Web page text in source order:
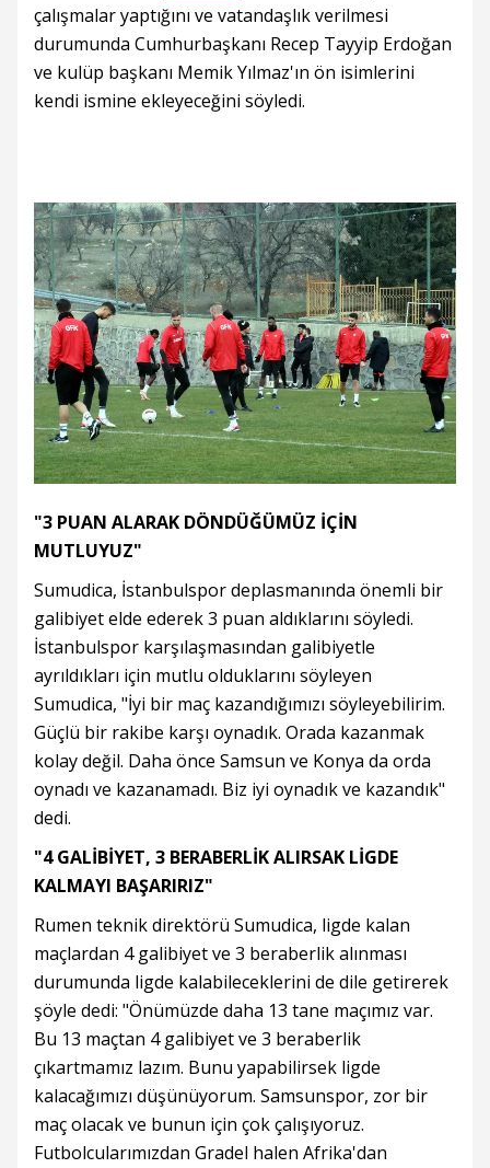
çalışmalar yaptığını ve vatandaşlık verilmesi
durumunda Cumhurbaşkanı Recep Tayyip Erdoğan
ve kulüp başkanı Memik Yılmaz'ın ön isimlerini
kendi ismine ekleyeceğini söyledi.
"3 PUAN ALARAK DÖNDÜĞÜMÜZ İÇİN
MUTLUYUZ"
Sumudica, İstanbulspor deplasmanında önemli bir
galibiyet elde ederek 3 puan aldıklarını söyledi.
İstanbulspor karşılaşmasından galibiyetle
ayrıldıkları için mutlu olduklarını söyleyen
Sumudica, "İyi bir maç kazandığımızı söyleyebilirim.
Güçlü bir rakibe karşı oynadık. Orada kazanmak
kolay değil. Daha önce Samsun ve Konya da orda
oynadı ve kazanamadı. Biz iyi oynadık ve kazandık"
dedi.
"4 GALİBİYET, 3 BERABERLİK ALIRSAK LİGDE
KALMAYI BAŞARIRIZ"
Rumen teknik direktörü Sumudica, ligde kalan
maçlardan 4 galibiyet ve 3 beraberlik alınması
durumunda ligde kalabileceklerini de dile getirerek
şöyle dedi: "Önümüzde daha 13 tane maçımız var.
Bu 13 maçtan 4 galibiyet ve 3 beraberlik
çıkartmamız lazım. Bunu yapabilirsek ligde
kalacağımızı düşünüyorum. Samsunspor, zor bir
maç olacak ve bunun için çok çalışıyoruz.
Futbolcularımızdan Gradel halen Afrika'dan